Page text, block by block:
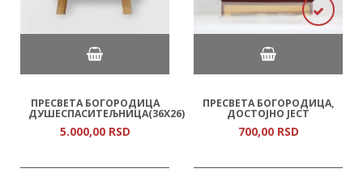
ПРЕСВЕТА БОГОРОДИЦА
ДУШЕСПАСИТЕЉНИЦА(36Х26)
5.000,00 RSD
ПРЕСВЕТА БОГОРОДИЦА,
ДОСТОЈНО ЈЕСТ
700,00 RSD